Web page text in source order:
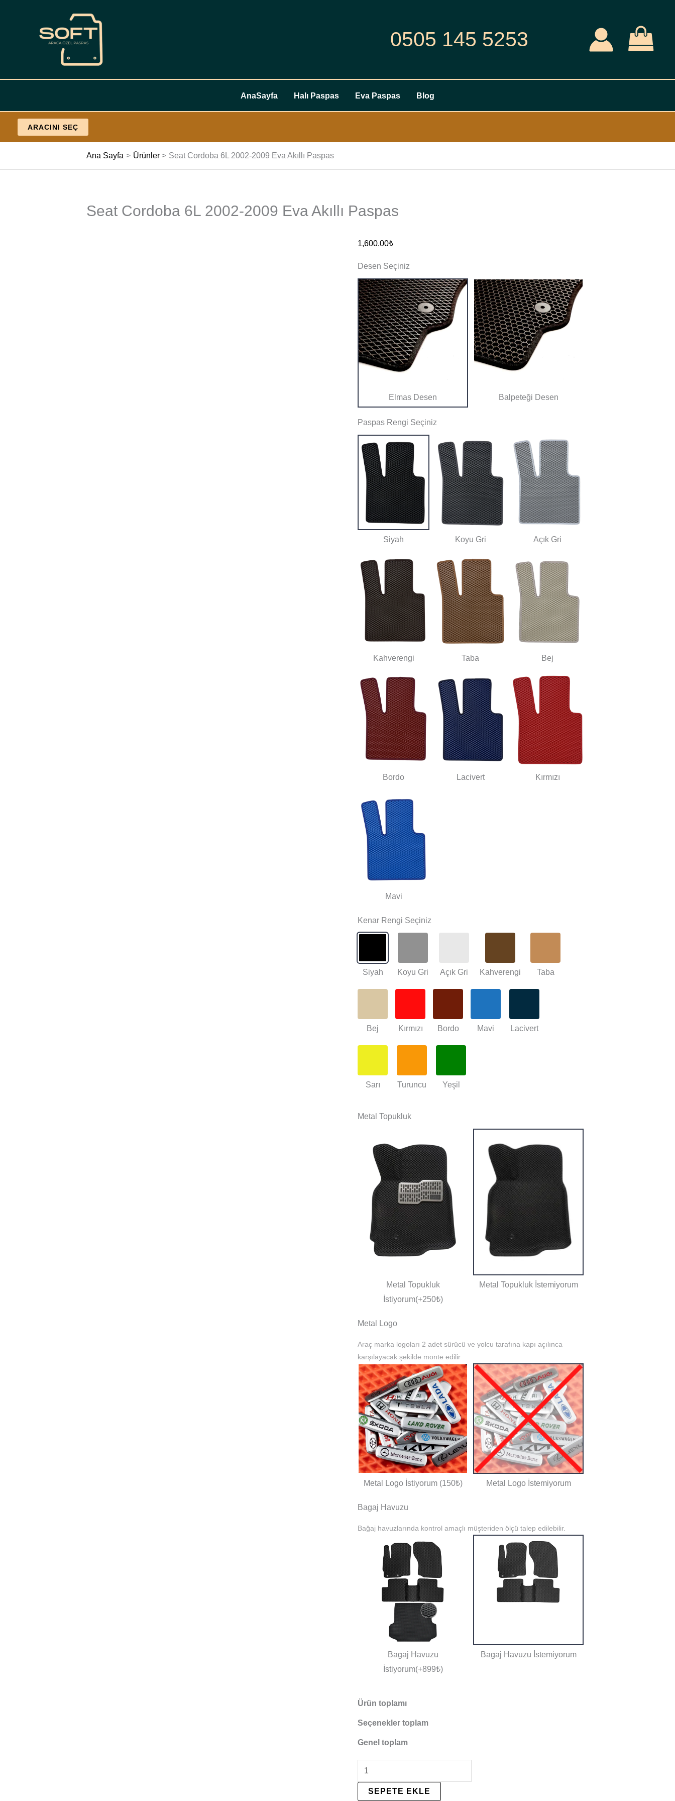
0505 145 5253
AnaSayfa Halı Paspas Eva Paspas Blog
ARACINI SEÇ
Ana Sayfa Ürünler Seat Cordoba 6L 2002-2009 Eva Akıllı Paspas
Seat Cordoba 6L 2002-2009 Eva Akıllı Paspas
1,600.00₺
Desen Seçiniz
Elmas Desen Balpeteği Desen
Paspas Rengi Seçiniz
Siyah Koyu Gri Açık Gri
Kahverengi Taba Bej
Bordo Lacivert Kırmızı
Mavi
Kenar Rengi Seçiniz
Siyah Koyu Gri Açık Gri Kahverengi Taba
Bej Kırmızı Bordo Mavi Lacivert
Sarı Turuncu Yeşil
Metal Topukluk
Metal Topukluk
İstiyorum(+250₺)
Metal Topukluk İstemiyorum
Metal Logo
Araç marka logoları 2 adet sürücü ve yolcu tarafına kapı açılınca
karşılayacak şekilde monte edilir
Metal Logo İstiyorum (150₺) Metal Logo İstemiyorum
Bagaj Havuzu
Bağaj havuzlarında kontrol amaçlı müşteriden ölçü talep edilebilir.
Bagaj Havuzu
İstiyorum(+899₺)
Bagaj Havuzu İstemiyorum
Ürün toplamı
Seçenekler toplam
Genel toplam
Seat
2009
Eva
Akıllı
Paspas
adet
SEPETE EKLE